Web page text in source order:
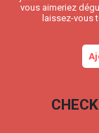
vous aimeriez
laissez-vous